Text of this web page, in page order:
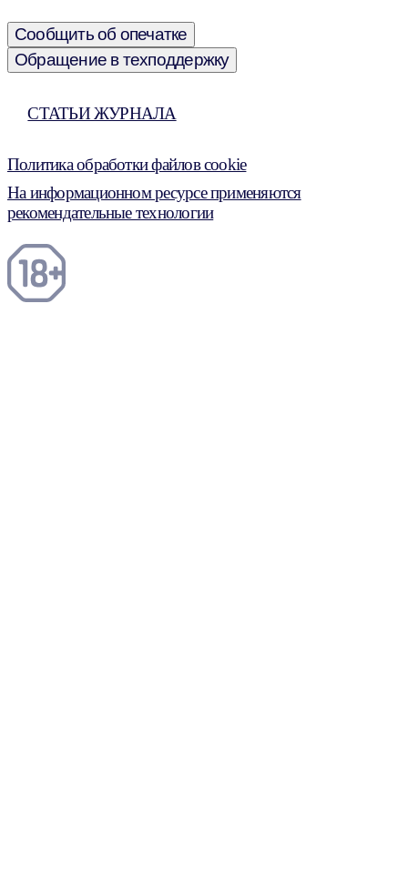
Сообщить об опечатке
Обращение в техподдержку
СТАТЬИ ЖУРНАЛА
Политика обработки файлов cookie
На информационном ресурсе применяются
рекомендательные технологии